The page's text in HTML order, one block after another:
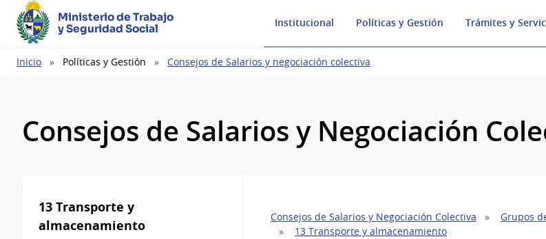
Ministerio de Trabajo
y Seguridad Social
Institucional Políticas y Gestión Trámites y
Ruta
Inicio Políticas y Gestión Consejos de Salarios y negociación colectiva
Consejos de Salarios y Negociación
13 Transporte y
almacenamiento
Consejos de Salarios y Negociación Colectiva
Grupos
13 Transporte y almacenamiento